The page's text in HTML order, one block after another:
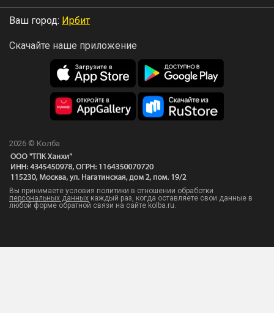
Ваш город: Ирбит
Скачайте наше приложение
2026 © Колба
Вы принимаете условия политики в отношении обработки
персональных данных каждый раз, когда оставляете свои данные в
любой форме обратной связи на сайте kolba.ru.